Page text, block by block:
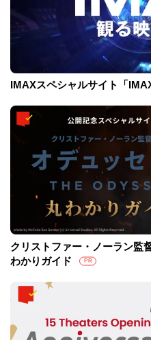
IMAXスペシャルサイト「
クリストファー・ノーラン監
わかりガイド
PR